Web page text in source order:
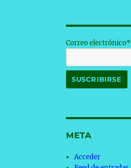
Correo electrónico*
META
Acceder